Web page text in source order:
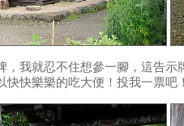
我就忍不住想參一腳，這告
快快樂樂的吃大便！投我一票吧